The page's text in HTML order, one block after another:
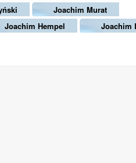
Joachim Murat
Joachim Hempel
Joachim